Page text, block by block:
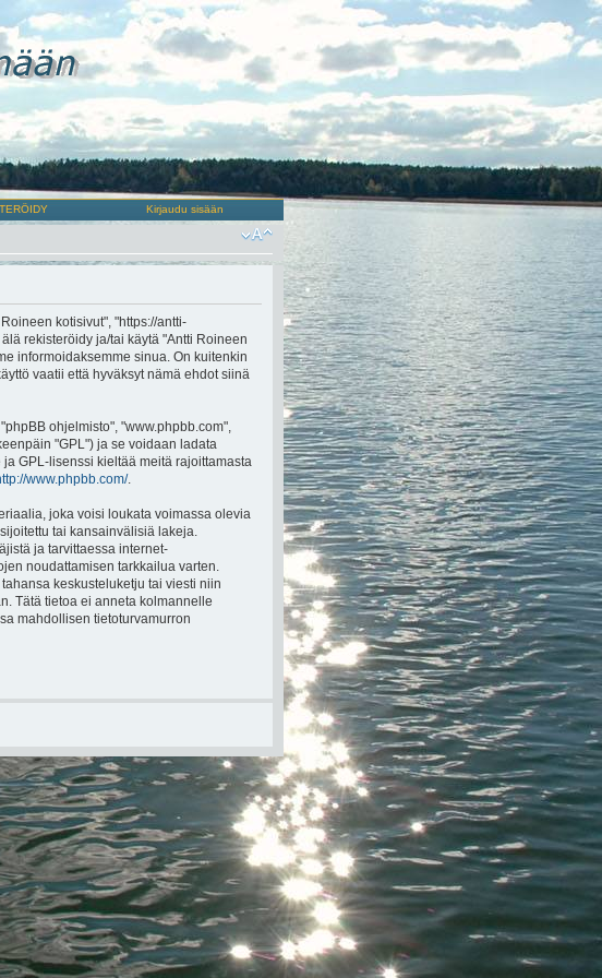
Kirjaudu sisään
kotisivut", "https://antti-
rekisteröidy ja/tai käytä "Antti Roineen
informoidaksemme sinua. On kuitenkin
vaatii että hyväksyt nämä ehdot siinä
ohjelmisto", "www.phpbb.com",
"GPL") ja se voidaan ladata
GPL-lisenssi kieltää meitä rajoittamasta
www.phpbb.com/.
joka voisi loukata voimassa olevia
tai kansainvälisiä lakeja.
ja tarvittaessa internet-
noudattamisen tarkkailua varten.
keskusteluketju tai viesti niin
Tätä tietoa ei anneta kolmannelle
mahdollisen tietoturvamurron